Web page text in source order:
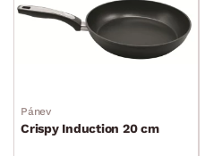
Pánev
Crispy Induction 20 cm